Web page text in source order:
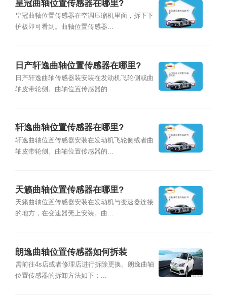
皇冠曲轴位置传感器在哪里?
皇冠曲轴位置传感器在空调压缩机里面，拆下下
护板即可看到。曲轴位置传感器...
日产轩逸曲轴位置传感器在哪里?
日产轩逸曲轴传感器装安装在发动机飞轮侧或曲
轴皮带轮侧。曲轴位置传感器的...
轩逸曲轴位置传感器在哪里?
轩逸曲轴位置传感器安装在发动机飞轮侧或者曲
轴皮带轮侧。曲轴位置传感器的...
天籁曲轴位置传感器在哪里?
天籁曲轴位置传感器安装在发动机与变速器连接
的地方，在变速器壳上安装。曲...
朗逸曲轴位置传感器如何拆装
需前往4s店或者修理店进行拆除更换。朗逸曲轴
位置传感器的拆卸方法如下：...